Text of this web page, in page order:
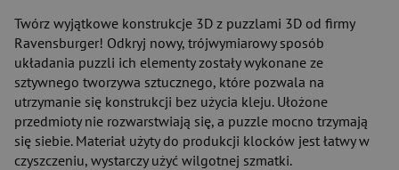
Twórz wyjątkowe konstrukcje 3D z puzzlami 3D od firmy
Ravensburger! Odkryj nowy, trójwymiarowy sposób
układania puzzli ich elementy zostały wykonane ze
sztywnego tworzywa sztucznego, które pozwala na
utrzymanie się konstrukcji bez użycia kleju. Ułożone
przedmioty nie rozwarstwiają się, a puzzle mocno trzymają
się siebie. Materiał użyty do produkcji klocków jest łatwy w
czyszczeniu, wystarczy użyć wilgotnej szmatki.